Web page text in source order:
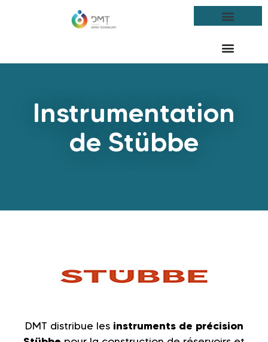
Instrumentation
de Stübbe
DMT distribue les instruments de précision